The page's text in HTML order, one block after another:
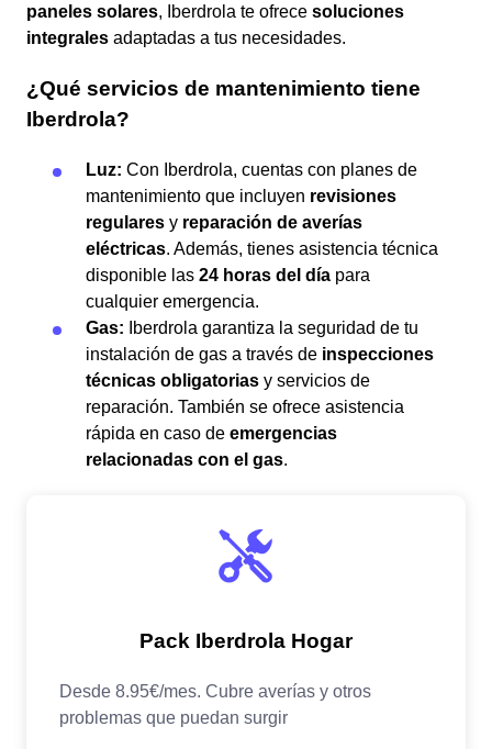
paneles solares, Iberdrola te ofrece soluciones
integrales adaptadas a tus necesidades.
¿Qué servicios de mantenimiento tiene
Iberdrola?
Luz: Con Iberdrola, cuentas con planes de
mantenimiento que incluyen revisiones
regulares y reparación de averías
eléctricas. Además, tienes asistencia técnica
disponible las 24 horas del día para
cualquier emergencia.
Gas: Iberdrola garantiza la seguridad de tu
instalación de gas a través de inspecciones
técnicas obligatorias y servicios de
reparación. También se ofrece asistencia
rápida en caso de emergencias
relacionadas con el gas.